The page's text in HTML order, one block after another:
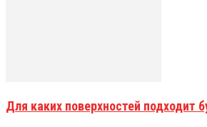
Для каких поверхностей